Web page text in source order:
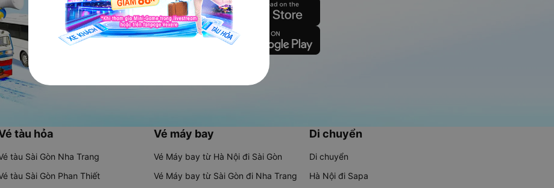
tàu hỏa
tàu Sài Gòn Nha Trang
tàu Sài Gòn Phan Thiết
Vé máy bay
Vé Máy bay từ Hà Nội đi Sài Gòn
Vé Máy bay từ Sài Gòn đi Nha Trang
Di chuyển
Di chuyển
Hà Nội đi Sapa